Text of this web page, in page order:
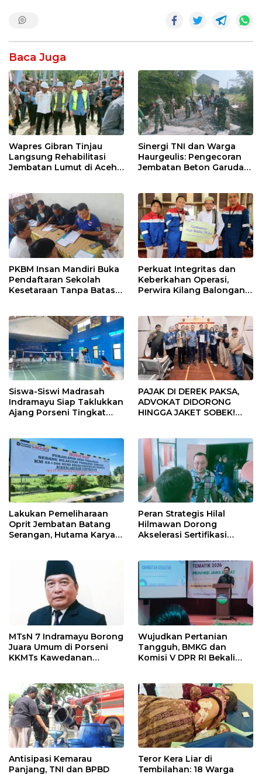
Baca Juga
Wapres Gibran Tinjau
Langsung Rehabilitasi
Jembatan Lumut di Aceh
Sinergi TNI dan Warga
Haurgeulis: Pengecoran
Jembatan Beton Garuda
PKBM Insan Mandiri Buka
Pendaftaran Sekolah
Kesetaraan Tanpa Batas
Perkuat Integritas dan
Keberkahan Operasi,
Perwira Kilang Balongan
Siswa-Siswi Madrasah
Indramayu Siap Taklukkan
Ajang Porseni Tingkat
PAJAK DI DEREK PAKSA,
ADVOKAT DIDORONG
HINGGA JAKET SOBEK!
Pekanbaru!
Lakukan Pemeliharaan
Oprit Jembatan Batang
Serangan, Hutama Karya
Peran Strategis Hilal
Hilmawan Dorong
Akselerasi Sertifikasi
Indramayu
MTsN 7 Indramayu Borong
Juara Umum di Porseni
KKMTs Kawedanan
Wujudkan Pertanian
Tangguh, BMKG dan
Komisi V DPR RI Bekali
Antisipasi Kemarau
Panjang, TNI dan BPBD
Teror Kera Liar di
Tembilahan: 18 Warga